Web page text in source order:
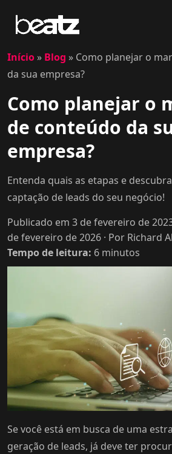
Início » Blog » Como planejar o
da sua empresa?
Como planejar o
de conteúdo da
empresa?
Entenda quais as etapas e
captação de leads do seu negócio!
Publicado em 3 de fevereiro de
de fevereiro de 2026 · Por Richard
Tempo de leitura: 6 minutos
Se você está em busca de uma
geração de leads, já deve ter